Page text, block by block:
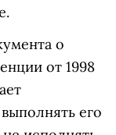
о
от 1998
его